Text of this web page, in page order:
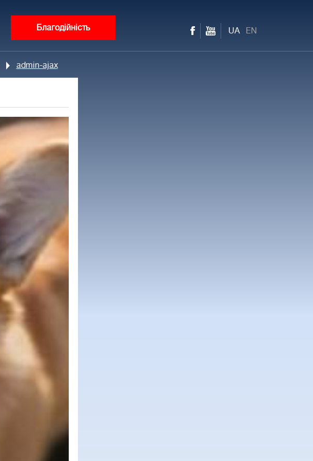
Благодійність UA EN
admin-ajax